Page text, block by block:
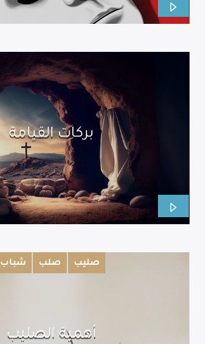
بركات القيامة
شباب صلب صليب
أهمية الصليب